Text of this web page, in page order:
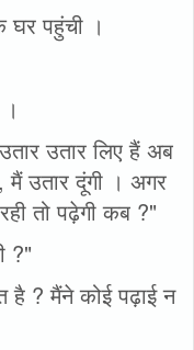
घर पहुंची ।
उतार लिए हैं अब
उतार दूंगी । अगर
तो पढ़ेगी कब ?"
?"
है ? मैंने कोई पढ़ाई न